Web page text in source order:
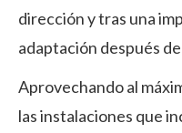
dirección y tras una
adaptación después
Aprovechando al
las instalaciones que